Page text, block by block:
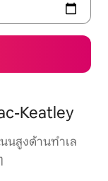
Keatley
นสูงด้านทำเล